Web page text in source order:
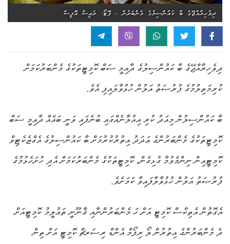
ދިވެހިރާއްޖޭގެ ބާ ކައުންސިލުގެ މެންބަރުން - ފޮޓޯ: ރައީސް އޮފީސް
ދިވެހިރާއްޖޭގެ ބާ ކައުންސިލުގެ ދާއިމީ ސަބް ކޮމިޓީތަކުގެ މެންބަރުކަމަށް
ކުރިމަތިލުމުގެ ފުރުޞަތު އަލުން ހުޅުވާލައިފި އެވެ.
ބާ ކައުންސިލުން މިއަދު ކުރި އިއުލާނެއްގައި ބުނެފައި ވަނީ ބައެއް ދާއިމީ ސަބް
ކޮމިޓީތަކުގެ މެންބަރުންގެ ޢަދަދު އިތުރުކުރުމަށް ބާ ކައުންސިލުގެ އެގްޒެކެޓިވް
ކޮމިޓީއިން ނިންމެވުމާ ގުޅިގެން، ކޮމިޓީތަކުގެ މެންބަރުކަމަށް އެދި ހުށަހެޅުމުގެ
ފުރުޞަތު އަލުން ހުޅުވާލާފައިވާ ކަމަށެވެ.
އެގޮތުން އެތިކްސް ކޮމިޓީ އަށް ހަ މެންބަރުންނާއި ޤާނޫނީ ތަޢުލީމު ކޮމިޓީއަށް
ދެ މެންބަރުންގެ އިތުރުން ލޯ ރިފޯމް އެންޑް ރިސަރޗް ކޮމިޓީ އަށް ތިން